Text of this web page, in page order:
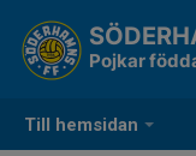
Till hemsidan
Pojkar